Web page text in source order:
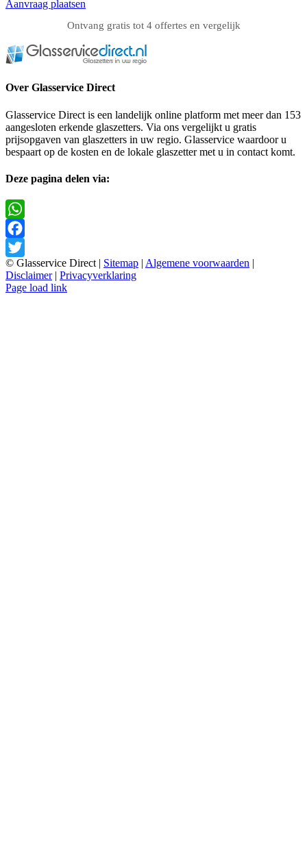
Aanvraag plaatsen
Ontvang gratis tot 4 offertes en vergelijk
Over Glasservice Direct
Glasservice Direct is een landelijk online platform met meer dan 153
aangesloten erkende glaszetters. Via ons vergelijkt u gratis
prijsopgaven van glaszetters in uw regio. Glasservice waardoor u
bespaart op de kosten en de lokale glaszetter met u in contact komt.
Deze pagina delen via:
WhatsApp
Facebook
Twitter
© Glasservice Direct | Sitemap | Algemene voorwaarden |
Disclaimer| Privacyverklaring
LinkedIn
Page load link